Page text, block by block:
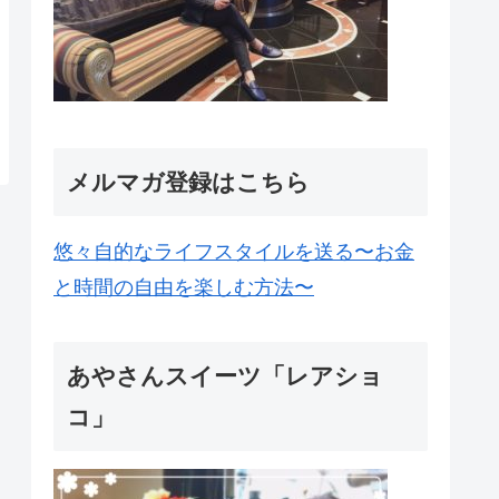
メルマガ登録はこちら
悠々自的なライフスタイルを送る〜お金
と時間の自由を楽しむ方法〜
あやさんスイーツ「レアショ
コ」